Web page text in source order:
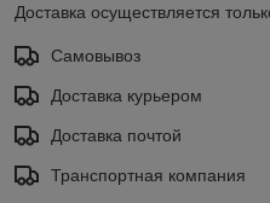
Доставка осуществляется
Самовывоз
Доставка курьером
Доставка почтой
Транспортная компания